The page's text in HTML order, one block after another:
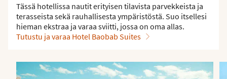
Tässä hotellissa nautit erityisen tilavista parvekkeista ja
terasseista sekä rauhallisesta ympäristöstä. Suo itsellesi
hieman ekstraa ja varaa sviitti, jossa on oma allas.
Tutustu ja varaa Hotel Baobab Suites